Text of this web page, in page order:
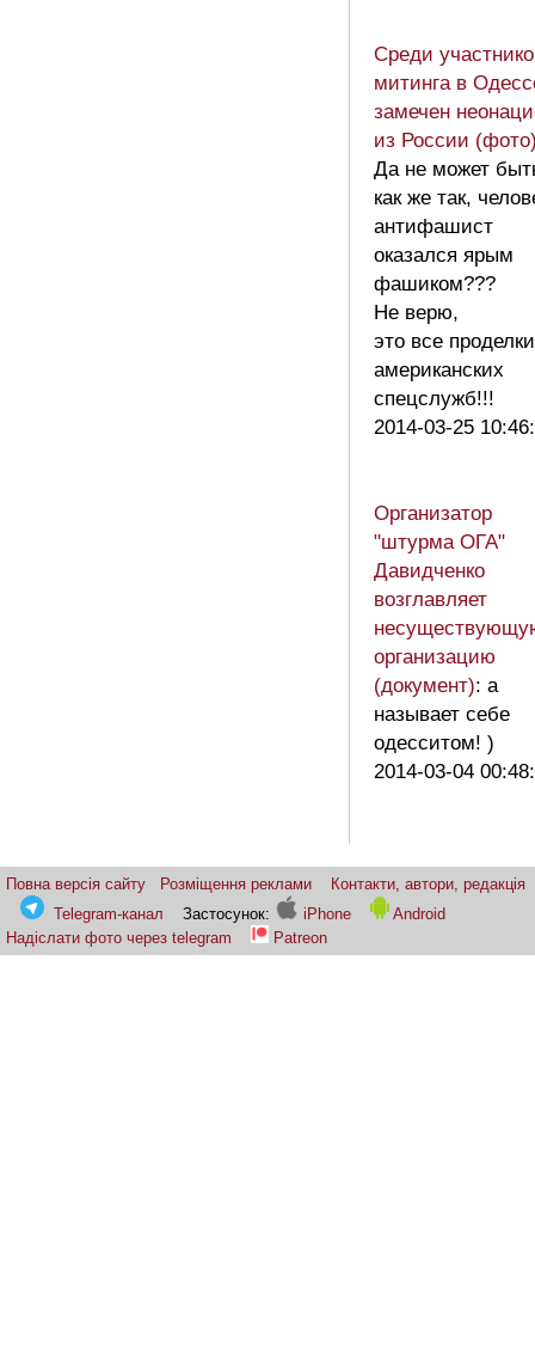
Среди
митинга в
замечен
из России
Да не может
как же так,
антифашист
оказался ярым
фашиком???
Не верю,
это все проделки
американских
спецслужб!!!
2014-03-25
Организатор
"штурма ОГА"
Давидченко
возглавляет
организацию
(документ): а
называет себе
одесситом! )
2014-03-04
Повна версія сайту Розміщення реклами
Контакти, автори, редакція
Telegram-канал
Застосунок: iPhone
Android
Надіслати фото через telegram
Patreon